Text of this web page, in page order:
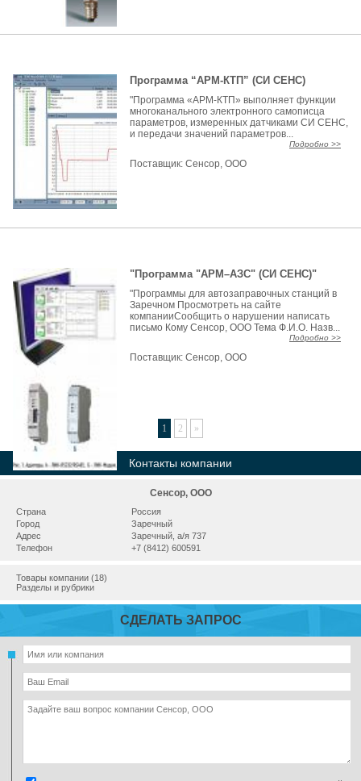
Программа “АРМ-КТП” (СИ СЕНС)
"Программа «АРМ-КТП» выполняет функции
многоканального электронного самописца
параметров, измеренных датчиками СИ СЕНС,
и передачи значений параметров...
Подробно >>
Поставщик:Сенсор, ООО
"Программа "АРМ–АЗС" (СИ СЕНС)"
"Программы для автозаправочных станций в
Заречном Просмотреть на сайте
компанииСообщить о нарушении написать
письмо Кому Сенсор, ООО Тема Ф.И.О. Назв...
Подробно >>
Поставщик:Сенсор, ООО
1 2 »
Контакты компании
Сенсор, ООО
Страна
Россия
Город
Заречный
Адрес
Заречный, а/я 737
Телефон
+7 (8412) 600591
Товары компании (18)
Разделы и рубрики
СДЕЛАТЬ ЗАПРОС